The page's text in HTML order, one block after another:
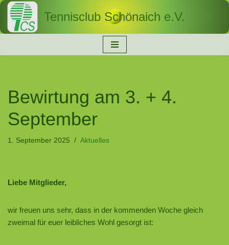
Zum
Tennisclub Schönaich e.V.
Bewirtung am 3. + 4.
September
1. September 2025 Aktuelles
Liebe Mitglieder,
wir freuen uns sehr, dass in der kommenden Woche gleich
zweimal für euer leibliches Wohl gesorgt ist: